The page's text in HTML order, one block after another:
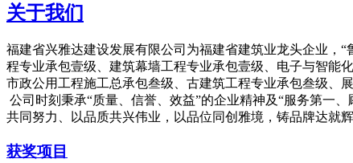
关于我们
福建省兴雅达建设发展有限公司为福建省建筑业龙头企业，
程专业承包壹级、建筑幕墙工程专业承包壹级、电子与智能
市政公用工程施工总承包叁级、古建筑工程专业承包叁级、
公司时刻秉承“质量、信誉、效益”的企业精神及“服务第一
共同努力、以品质共兴伟业，以品位同创雅境，铸品牌达就辉
获奖项目